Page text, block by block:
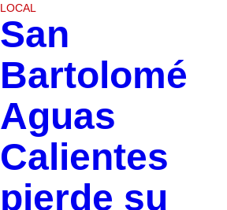
LOCAL
San
Bartolomé
Aguas
Calientes
pierde su